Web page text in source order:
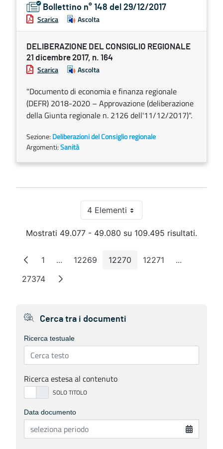
Bollettino n° 148 del 29/12/2017
Scarica Ascolta
DELIBERAZIONE DEL CONSIGLIO REGIONALE
21 dicembre 2017, n. 164
Scarica Ascolta
"Documento di economia e finanza regionale
(DEFR) 2018-2020 – Approvazione (deliberazione
della Giunta regionale n. 2126 dell'11/12/2017)".
Sezione: Deliberazioni del Consiglio regionale
Argomenti:Sanità
4 ElementiPer pagina
Mostrati 49.077 - 49.080 su 109.495 risultati.
Pagina
1 ...Pagine intermedie
Pagina
12269 Pagina
12270 Pagina
12271 ...Pagine
Pagina
27374
Cerca tra i documenti
Ricerca testuale
Ricerca estesa al contenuto
Data documento